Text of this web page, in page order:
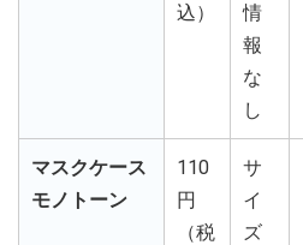
込）
情
報
な
し
マスクケース
モノトーン
110
円
（税
サ
イ
ズ